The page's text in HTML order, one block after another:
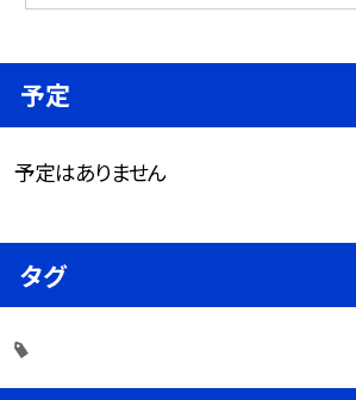
予定
予定はありません
タグ